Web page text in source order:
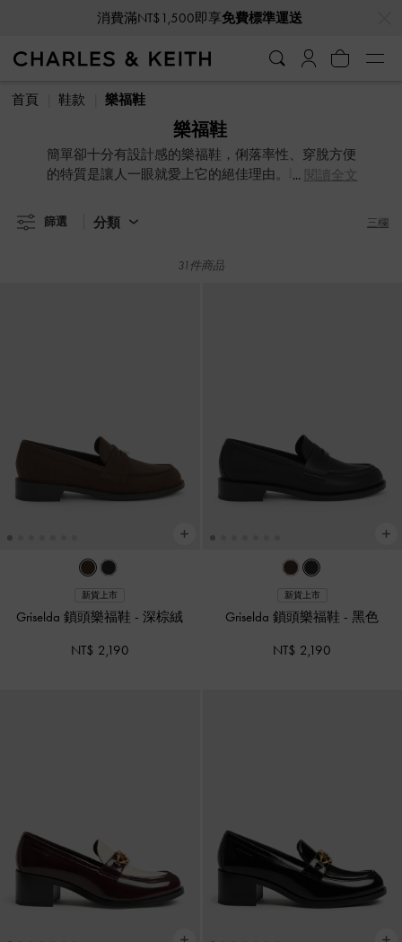
消費滿NT$1,500即享免費標準運送
消費滿NT$1,500即享 免費標準運送
首頁 鞋款 樂福鞋
樂福鞋
簡單卻十分有設計感的樂福鞋，俐落率性、穿脫方便
的特質是讓人一眼就愛上它的絕佳理由。職場專業形
釋，低調個性中隱約流露出的女人味，讓人更加無法
抗拒它。除了經典深色款，還有紫丁香、森林綠與蘋
閱讀全文
篩選 分類 三欄
31件商品
新貨上市
Griselda 鎖頭樂福鞋 -深棕絨
NT$ 2,190
新貨上市
Griselda 鎖頭樂福鞋 -黑色
NT$ 2,190